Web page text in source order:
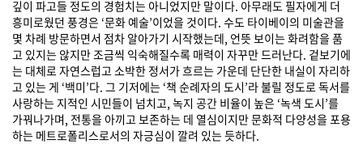
깊이 파고들 정도의 경험치는 아니었지만 말이다. 아무래도 필자에게 더
흥미로웠던 풍경은 ‘문화 예술’이었을 것이다. 수도 타이베이의 미술관을
몇 차례 방문하면서 점차 알아가기 시작했는데, 언뜻 보이는 화려함을 품
고 있지는 않지만 조금씩 익숙해질수록 매력이 자꾸만 드러난다. 겉보기에
는 대체로 자연스럽고 소박한 정서가 흐르는 가운데 단단한 내실이 자리하
고 있는 게 ‘백미’다. 그 기저에는 ‘책 순례자의 도시’라 불릴 정도로 독서를
사랑하는 지적인 시민들이 넘치고, 녹지 공간 비율이 높은 ‘녹색 도시’를
가꿔나가며, 전통을 아끼고 보존하는 데 열심이지만 문화적 다양성을 포용
하는 메트로폴리스로서의 자긍심이 깔려 있는 듯하다.